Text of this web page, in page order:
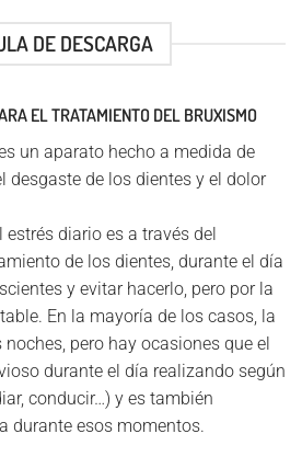
DE DESCARGA
EL TRATAMIENTO DEL BRUXISMO
un aparato hecho a medida de
desgaste de los dientes y el dolor
diario es a través del
de los dientes, durante el día
y evitar hacerlo, pero por la
En la mayoría de los casos, la
pero hay ocasiones que el
durante el día realizando según
conducir…) y es también
durante esos momentos.